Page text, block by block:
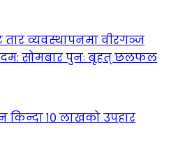
व्यवस्थापनमा वीरगञ्ज
सोमबार पुनः बृहत् छलफल
किन्दा १० लाखको उपहार